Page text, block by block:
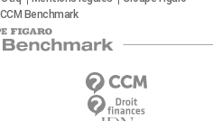
Benchmark